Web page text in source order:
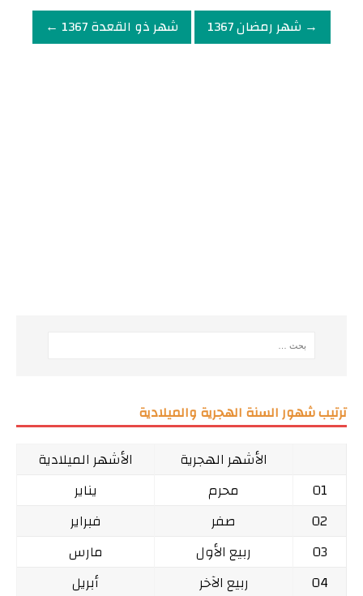
→ شهر رمضان 1367
شهر ذو القعدة 1367 ←
ترتيب شهور السنة الهجرية والميلادية
الأشهر الهجرية
الأشهر الميلادية
01
محرم
يناير
02
صفر
فبراير
03
ربيع الأول
مارس
04
ربيع الآخر
أبريل